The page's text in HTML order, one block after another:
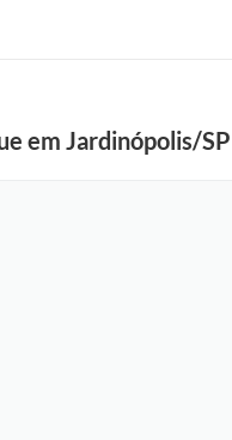
em Jardinópolis/SP